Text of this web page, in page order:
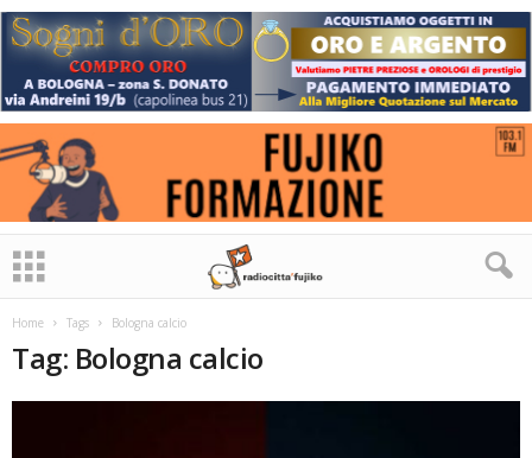
Home Tags Bologna calcio
Tag: Bologna calcio